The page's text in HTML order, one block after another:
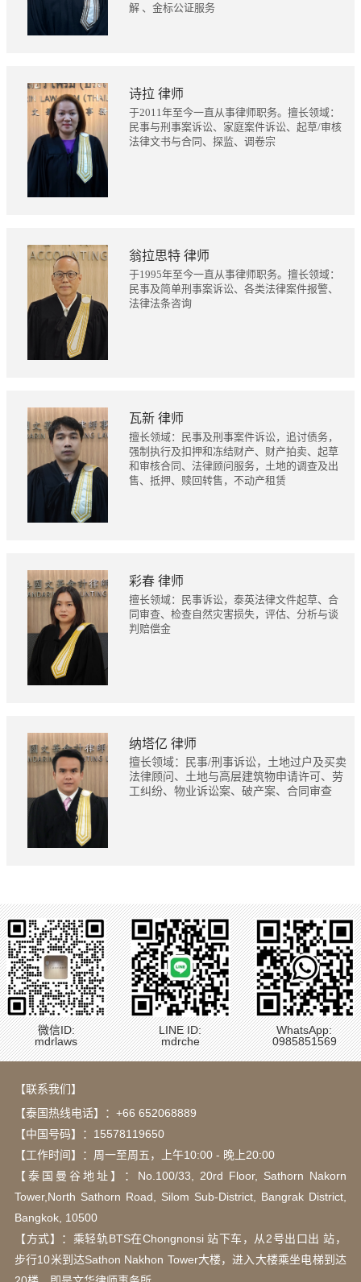
解 、金标公证服务
诗拉 律师
于2011年至今一直从事律师职务。擅长领域：
民事与刑事案诉讼、家庭案件诉讼、起草/审核
法律文书与合同、探监、调卷宗
翁拉思特 律师
于1995年至今一直从事律师职务。擅长领域：
民事及简单刑事案诉讼、各类法律案件报警、
法律法条咨询
瓦新 律师
擅长领域：民事及刑事案件诉讼，追讨债务，
强制执行及扣押和冻结财产、财产拍卖、起草
和审核合同、法律顾问服务，土地的调查及出
售、抵押、赎回转售，不动产租赁
彩春 律师
擅长领域：民事诉讼，泰英法律文件起草、合
同审查、检查自然灾害损失，评估、分析与谈
判赔偿金
纳塔亿 律师
擅长领域：民事/刑事诉讼，土地过户及买卖
法律顾问、土地与高层建筑物申请许可、劳
工纠纷、物业诉讼案、破产案、合同审查
微信ID:
mdrlaws
LINE ID:
mdrche
WhatsApp:
0985851569
【联系我们】
【泰国热线电话】： +66 652068889
【中国号码】：15578119650
【工作时间】：周一至周五，上午10:00 - 晚上20:00
【泰国曼谷地址】：Νο.100/33, 20rd Floor, Sathorn Nakorn
Tower,North Sathorn Road, Silom Sub-District, Bangrak District,
Bangkok, 10500
【方式】：乘轻轨BTS在Chongnonsi 站下车，从2号出口出 站，
步行10米到达Sathon Nakhon Tower大楼，进入大楼乘坐电梯到达